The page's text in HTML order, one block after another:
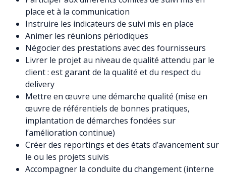
place et à la communication
Instruire les indicateurs de suivi mis en place
Animer les réunions périodiques
Négocier des prestations avec des fournisseurs
Livrer le projet au niveau de qualité attendu par le
client : est garant de la qualité et du respect du
delivery
Mettre en œuvre une démarche qualité (mise en
œuvre de référentiels de bonnes pratiques,
implantation de démarches fondées sur
l’amélioration continue)
Créer des reportings et des états d’avancement sur
le ou les projets suivis
Accompagner la conduite du changement (interne